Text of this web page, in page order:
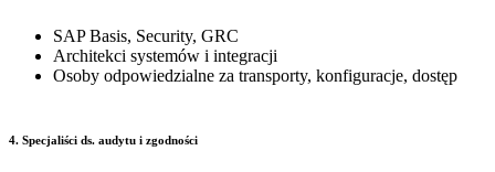
SAP Basis, Security, GRC
Architekci systemów i integracji
Osoby odpowiedzialne za transporty, konfiguracje, dostęp
4. Specjaliści ds. audytu i zgodności